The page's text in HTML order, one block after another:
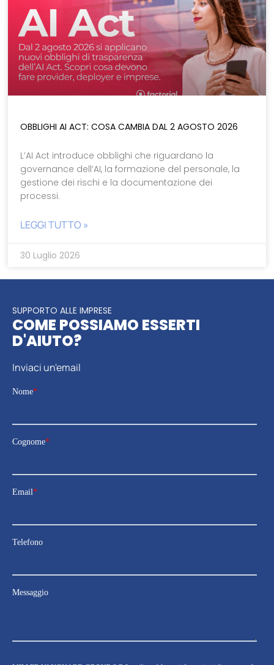
OBBLIGHI AI ACT: COSA CAMBIA DAL 2 AGOSTO 2026
L’AI Act introduce obblighi che riguardano la
governance dell’AI, la formazione del personale, la
gestione dei rischi e la documentazione dei
processi.
LEGGI TUTTO »
30 Luglio 2026
SUPPORTO ALLE IMPRESE
COME POSSIAMO ESSERTI
D'AIUTO?
Inviaci un'email